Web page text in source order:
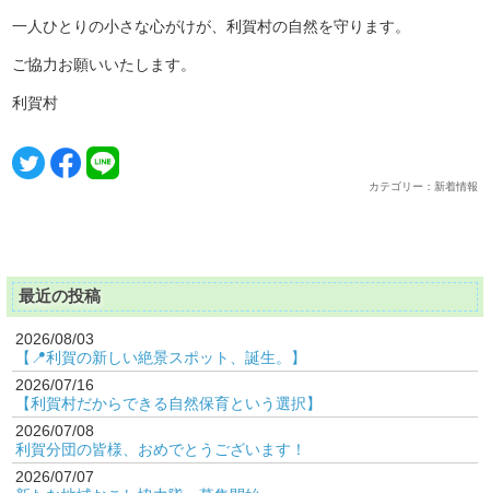
一人ひとりの小さな心がけが、利賀村の自然を守ります。
ご協力お願いいたします。
利賀村
カテゴリー：新着情報
最近の投稿
2026/08/03
【📍利賀の新しい絶景スポット、誕生。】
2026/07/16
【利賀村だからできる自然保育という選択】
2026/07/08
利賀分団の皆様、おめでとうございます！
2026/07/07